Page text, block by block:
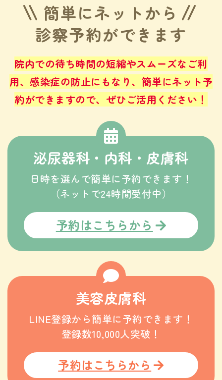
簡単にネットから
診察予約ができます
院内での待ち時間の短縮やスムーズなご利
用、感染症の防止にもなり、 簡単にネット予
約ができますので、ぜひご活用ください！
泌尿器科・内科・皮膚科
日時を選んで簡単に予約できます！
（ネットで24時間受付中）
予約はこちらから
美容皮膚科
LINE登録から簡単に予約できます！
登録数10,000人突破！
予約はこちらから